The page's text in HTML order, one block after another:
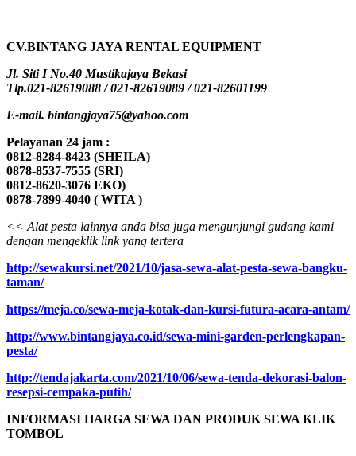
CV.BINTANG JAYA RENTAL EQUIPMENT
Jl. Siti I No.40 Mustikajaya Bekasi
Tlp.021-82619088 / 021-82619089 / 021-82601199
E-mail. bintangjaya75@yahoo.com
Pelayanan 24 jam :
0812-8284-8423 (SHEILA)
0878-8537-7555 (SRI)
0812-8620-3076 EKO)
0878-7899-4040 ( WITA )
<< Alat pesta lainnya anda bisa juga mengunjungi gudang kami
dengan mengeklik link yang tertera
http://sewakursi.net/2021/10/jasa-sewa-alat-pesta-sewa-bangku-
taman/
https://meja.co/sewa-meja-kotak-dan-kursi-futura-acara-antam/
http://www.bintangjaya.co.id/sewa-mini-garden-perlengkapan-
pesta/
http://tendajakarta.com/2021/10/06/sewa-tenda-dekorasi-balon-
resepsi-cempaka-putih/
INFORMASI HARGA SEWA DAN PRODUK SEWA KLIK
TOMBOL